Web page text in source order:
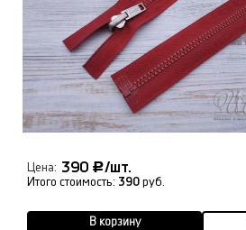
Цена: 390 Р/шт.
Итого стоимость: 390 руб.
В корзину